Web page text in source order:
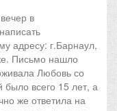
в
адресу: г.Барнаул,
Письмо нашло
Любовь со
всего 15 лет, а
же ответила на